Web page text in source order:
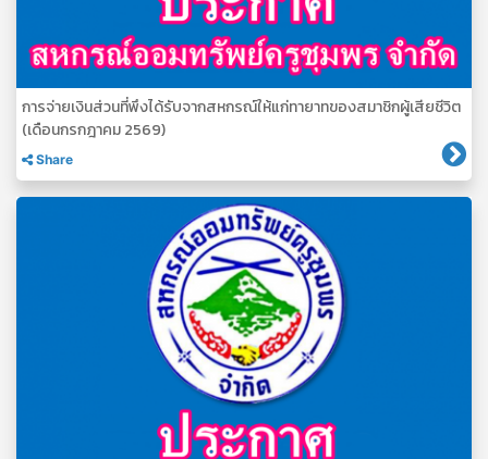
การจ่ายเงินส่วนที่พึงได้รับจากสหกรณ์ให้แก่ทายาทของสมาชิกผู้เสียชีวิต
(เดือนกรกฎาคม 2569)
Share